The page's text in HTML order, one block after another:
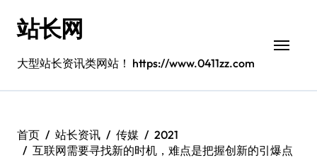
站长网
大型站长资讯类网站！ https://www.0411zz.com
首页 站长资讯 传媒
2021
互联网需要寻找新的时机，难点是把握创新的引爆点